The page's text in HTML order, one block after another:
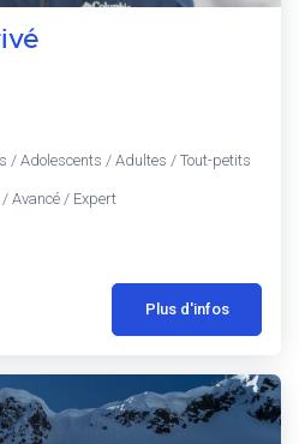
/ Adolescents / Adultes / Tout-petits
Avancé / Expert
Plus d'infos